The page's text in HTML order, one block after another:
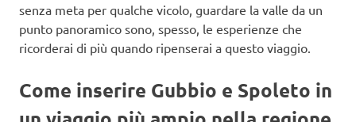
senza meta per qualche vicolo, guardare la valle da un
punto panoramico sono, spesso, le esperienze che
ricorderai di più quando ripenserai a questo viaggio.
Come inserire Gubbio e Spoleto in